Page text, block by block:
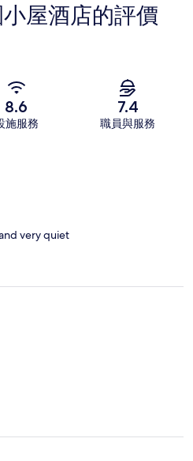
屋酒店的評價
8.6
施服務
7.4
職員與服務
very quiet